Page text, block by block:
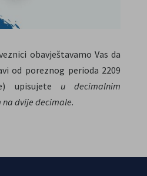
obavještavamo Vas da
od poreznog perioda 2209
upisujete u decimalnim
dvije decimale.